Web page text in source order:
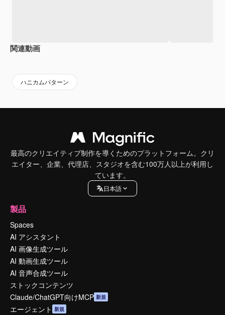
関連動画
ハニカムパターン
最高のクリエイティブ制作を導くためのプラットフォーム。クリ
エイター、企業、代理店、スタジオを含む100万人以上が利用し
ています。
日本語
製品
Spaces
AI アシスタント
AI 画像生成ツール
AI 動画生成ツール
AI 音声合成ツール
ストックコンテンツ
Claude/ChatGPT向けMCP 新規
エージェント 新規